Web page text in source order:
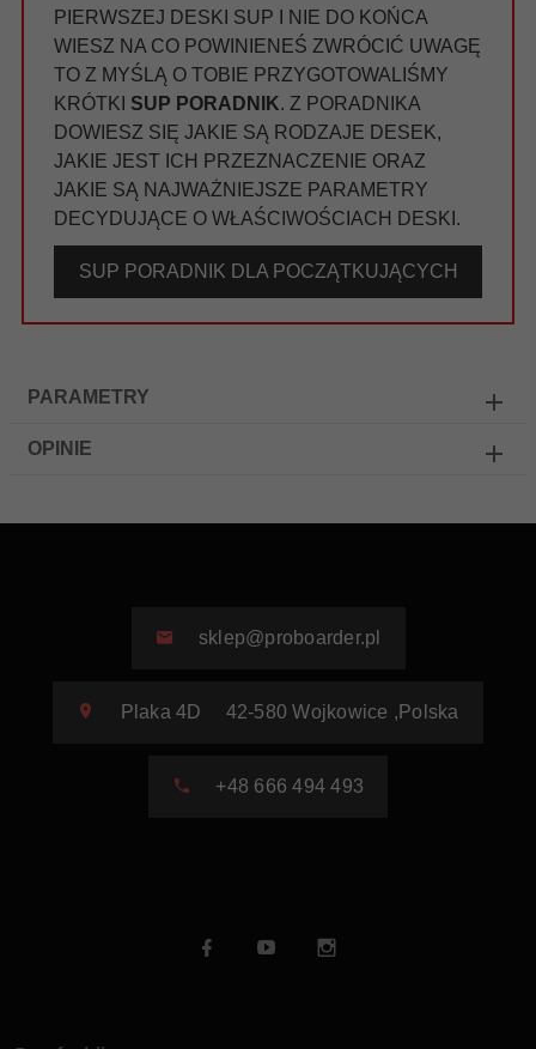
PIERWSZEJ DESKI SUP I NIE DO KOŃCA
WIESZ NA CO POWINIENEŚ ZWRÓCIĆ UWAGĘ
TO Z MYŚLĄ O TOBIE PRZYGOTOWALIŚMY
KRÓTKI SUP PORADNIK. Z PORADNIKA
DOWIESZ SIĘ JAKIE SĄ RODZAJE DESEK,
JAKIE JEST ICH PRZEZNACZENIE ORAZ
JAKIE SĄ NAJWAŻNIEJSZE PARAMETRY
DECYDUJĄCE O WŁAŚCIWOŚCIACH DESKI.
SUP PORADNIK DLA POCZĄTKUJĄCYCH
PARAMETRY
OPINIE
sklep@proboarder.pl
Plaka 4D 42-580 Wojkowice , Polska
+48 666 494 493